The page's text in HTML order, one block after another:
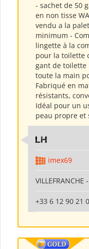
- sachet de 50
en non tisse
vendu a la
minimum -
lingette à la
pour la toilette
gant de
toute la main
Fabriqué en
résistants,
Idéal pour un
peau propre et
LH
imex69
VILLEFRANCHE
+33 6 12 90 21